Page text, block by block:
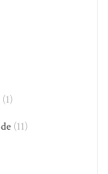
(1)
(11)